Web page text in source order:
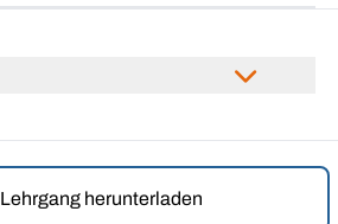
Lehrgang herunterladen